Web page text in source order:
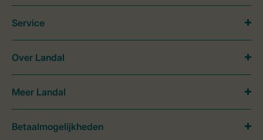
Service
Over Landal
Meer Landal
Betaalmogelijkheden